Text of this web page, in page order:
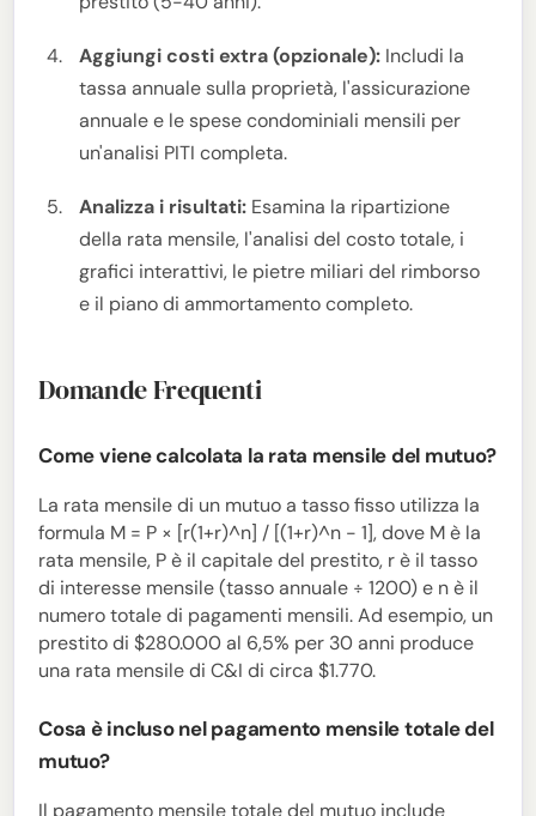
Aggiungi costi extra (opzionale): Includi la
tassa annuale sulla proprietà, l'assicurazione
annuale e le spese condominiali mensili per
un'analisi PITI completa.
Analizza i risultati: Esamina la ripartizione
della rata mensile, l'analisi del costo totale, i
grafici interattivi, le pietre miliari del rimborso
e il piano di ammortamento completo.
Domande Frequenti
Come viene calcolata la rata mensile del mutuo?
La rata mensile di un mutuo a tasso fisso utilizza la
formula M = P × [r(1+r)^n] / [(1+r)^n - 1], dove M è la
rata mensile, P è il capitale del prestito, r è il tasso
di interesse mensile (tasso annuale ÷ 1200) e n è il
numero totale di pagamenti mensili. Ad esempio, un
prestito di $280.000 al 6,5% per 30 anni produce
una rata mensile di C&I di circa $1.770.
Cosa è incluso nel pagamento mensile totale del
mutuo?
Il pagamento mensile totale del mutuo include